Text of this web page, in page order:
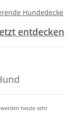
entdecken
heute sehr